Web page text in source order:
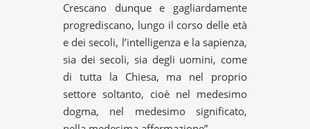
Crescano dunque e gagliardamente
progrediscano, lungo il corso delle età
e dei secoli, l’intelligenza e la sapienza,
sia dei secoli, sia degli uomini, come
di tutta la Chiesa, ma nel proprio
settore soltanto, cioè nel medesimo
dogma, nel medesimo significato,